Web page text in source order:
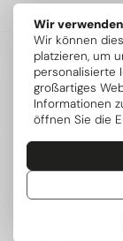
Wir
Wir können
platzieren, um
personalisierte
großartiges
Informationen
öffnen Sie die
Die
Propan-
Gebäude.
ist die
flexibel
sich exakt
erweitern
Beliebte